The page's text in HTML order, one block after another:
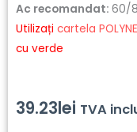
Ac recomandat: 60/8
Utilizați cartela
cu verde
39.23lei TVA